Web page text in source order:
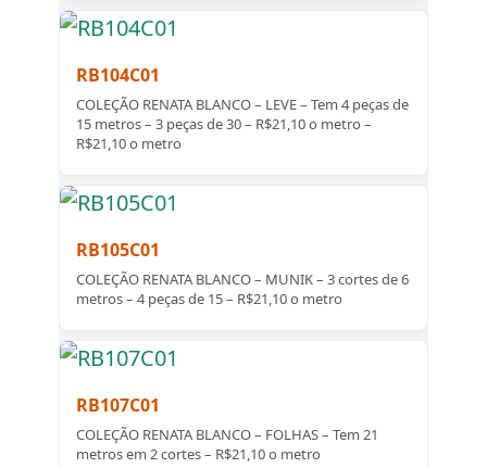
RB104C01
COLEÇÃO RENATA BLANCO – LEVE – Tem 4 peças de
15 metros – 3 peças de 30 – R$21,10 o metro –
R$21,10 o metro
RB105C01
COLEÇÃO RENATA BLANCO – MUNIK – 3 cortes de 6
metros – 4 peças de 15 – R$21,10 o metro
RB107C01
COLEÇÃO RENATA BLANCO – FOLHAS – Tem 21
metros em 2 cortes – R$21,10 o metro